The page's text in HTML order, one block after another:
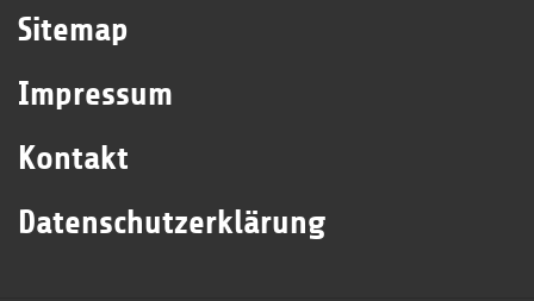
Sitemap
Impressum
Kontakt
Datenschutzerklärung